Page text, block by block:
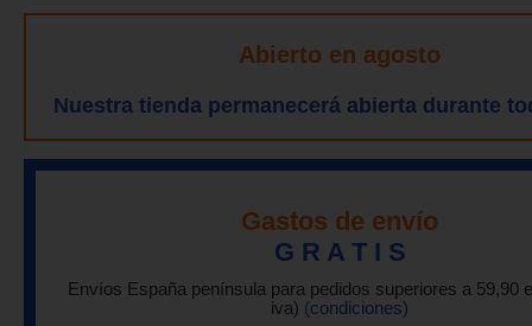
Abierto en agosto
Nuestra tienda permanecerá abierta durante
Gastos de envío
G R A T I S
Envíos España península para pedidos superiores a 59,90
iva) (condiciones)